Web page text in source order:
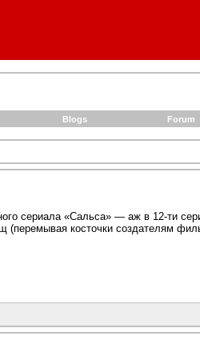
Blogs Forum
сериала «Сальса» — аж в 12-ти
(перемывая косточки создателям